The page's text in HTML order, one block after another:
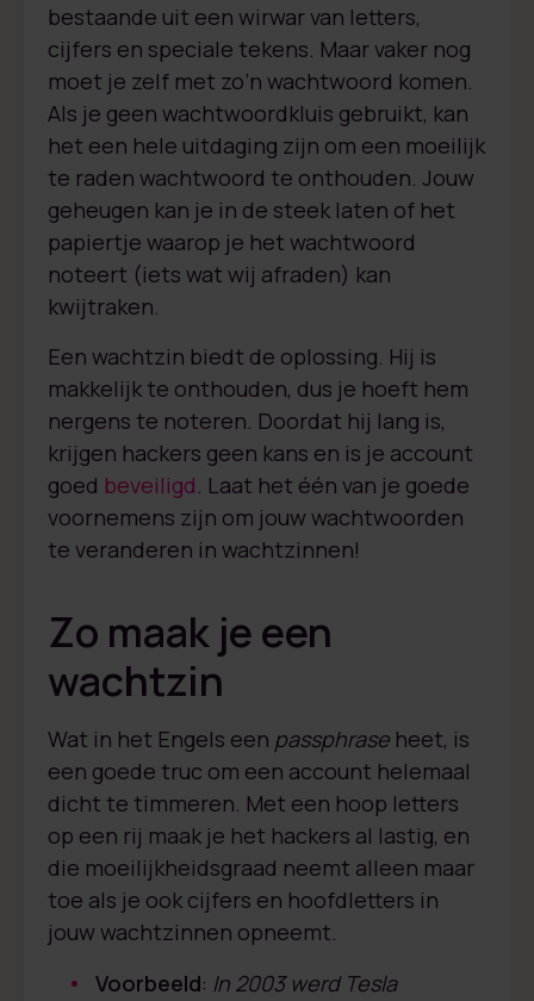
bestaande uit een wirwar van letters,
cijfers en speciale tekens. Maar vaker nog
moet je zelf met zo’n wachtwoord komen.
Als je geen wachtwoordkluis gebruikt, kan
het een hele uitdaging zijn om een moeilijk
te raden wachtwoord te onthouden. Jouw
geheugen kan je in de steek laten of het
papiertje waarop je het wachtwoord
noteert (iets wat wij afraden) kan
kwijtraken.
Een wachtzin biedt de oplossing. Hij is
makkelijk te onthouden, dus je hoeft hem
nergens te noteren. Doordat hij lang is,
krijgen hackers geen kans en is je account
goed beveiligd. Laat het één van je goede
voornemens zijn om jouw wachtwoorden
te veranderen in wachtzinnen!
Zo maak je een
wachtzin
Wat in het Engels een passphrase heet, is
een goede truc om een account helemaal
dicht te timmeren. Met een hoop letters
op een rij maak je het hackers al lastig, en
die moeilijkheidsgraad neemt alleen maar
toe als je ook cijfers en hoofdletters in
jouw wachtzinnen opneemt.
Voorbeeld: In 2003 werd Tesla